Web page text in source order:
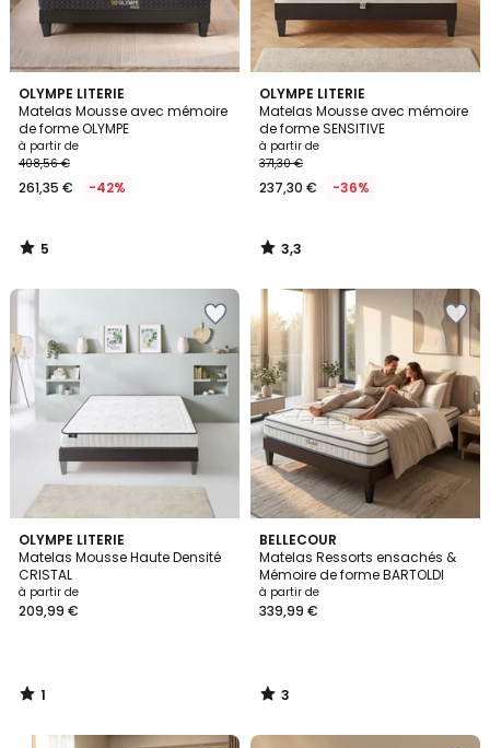
OLYMPE LITERIE
Matelas Mousse avec mémoire
de forme OLYMPE
à partir de
408,56 €
261,35 € -42%
5
/
5
5
/
OLYMPE LITERIE
Matelas Mousse avec mémoire
de forme SENSITIVE
à partir de
371,30 €
237,30 € -36%
3,3
/ 5
3,3
/
OLYMPE LITERIE
Matelas Mousse Haute Densité
CRISTAL
à partir de
209,99 €
1
/
5
1
/
BELLECOUR
Matelas Ressorts ensachés &
Mémoire de forme BARTOLDI
à partir de
339,99 €
3
/
5
3
/